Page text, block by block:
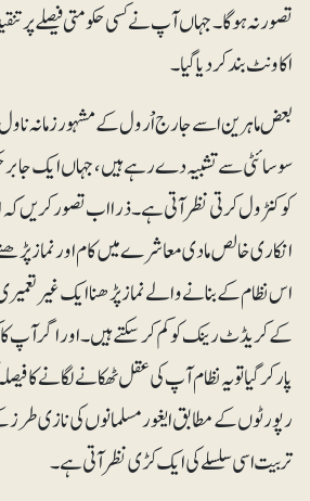
تصور نہ ہوگا۔ جہاں آپ نے کسی حکومتی فیصلے پر
اکاونٹ بند کردیا گیا۔
سوسائٹی سے تشبیہ دے رہے ہیں، جہاں ایک
کو کنٹرول کرتی نظر آتی ہے۔ ذرا اب تصور کریں
انکاری خالص مادی معاشرے میں کام اور نماز
اس نظام کے بنانے والے نماز پڑھنا ایک غیر
کے کریڈٹ رینک کو کم کرسکتے ہیں۔ اور اگر آپ
پار کر گیا تو یہ نظام آپ کی عقل ٹھکانے لگانے کا
رپورٹوں کے مطابق ایغور مسلمانوں کی نازی طرز
تربیت اسی سلسلے کی ایک کڑی نظرآتی ہے۔